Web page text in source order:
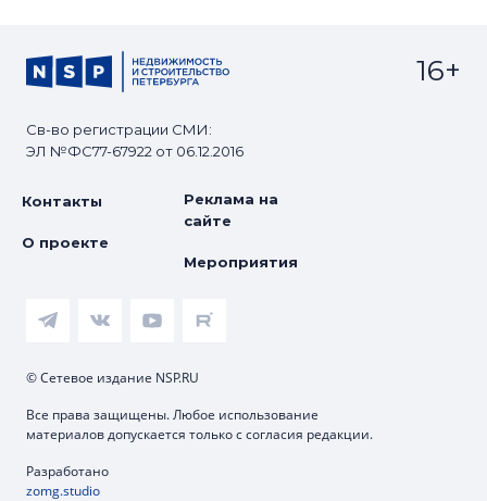
Св-во регистрации СМИ:
ЭЛ №ФС77-67922 от 06.12.2016
16+
Контакты
О проекте
Реклама на
сайте
Мероприятия
© Сетевое издание NSP.RU
Все права защищены. Любое использование
материалов допускается только с согласия редакции.
Разработано
zomg.studio